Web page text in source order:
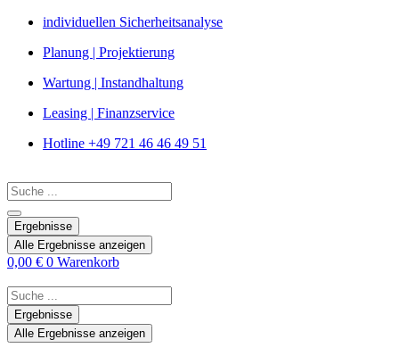
Zum
springen
individuellen Sicherheitsanalyse
Planung | Projektierung
Wartung | Instandhaltung
Leasing | Finanzservice
Hotline +49 721 46 46 49 51
Search
...
Ergebnisse
Alle Ergebnisse anzeigen
0,00 € 0 Warenkorb
Search
...Ergebnisse
Alle Ergebnisse anzeigen